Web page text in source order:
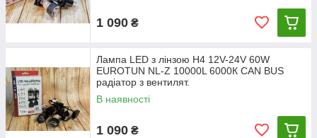
1 090 ₴
Лампа LED з лінзою H4 12V-24V 60W
EUROTUN NL-Z 10000L 6000К CAN BUS
радіатор з вентилят.
В наявності
1 090 ₴